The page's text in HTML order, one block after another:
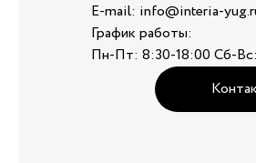
E-mail: info@interia-
График работы:
Пн-Пт: 8:30-18:00 Сб-